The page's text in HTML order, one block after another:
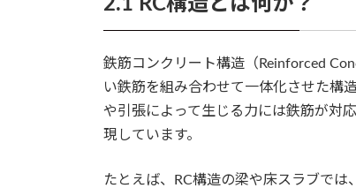
鉄筋コンクリート構造（Reinforced
い鉄筋を組み合わせて一体化させた構
や引張によって生じる力には鉄筋が対
現しています。
たとえば、RC構造の梁や床スラブで